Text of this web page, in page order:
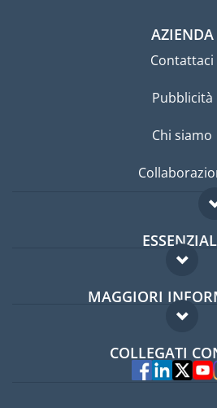
AZIENDA
Contattaci
Pubblicità
Chi siamo
Forum per
Guida per
MAGGIORI
Domande
Esperti
COLLEGATI